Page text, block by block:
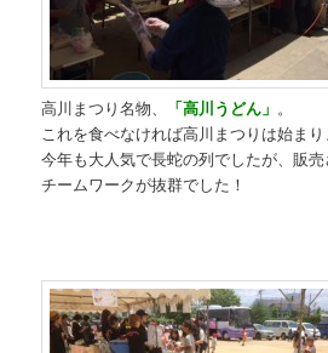
高川まつり名物、 「高川うどん」 。
これを食べなければ高川まつりは始まり
今年も大人気で長蛇の列でしたが、販
チームワークが抜群でした！